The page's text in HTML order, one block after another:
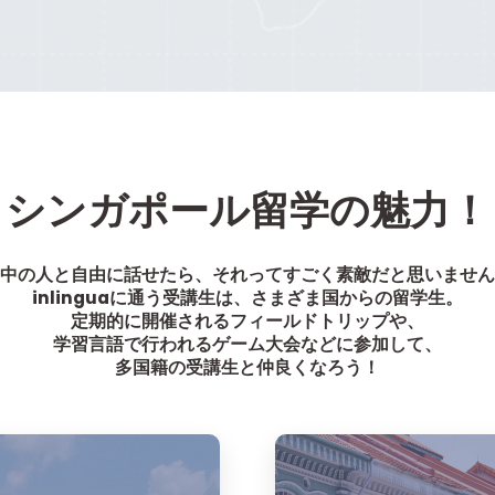
シンガポール留学の魅力！
の人と自由に話せたら、それってすごく素敵だと思いませ
inlinguaに通う受講生は、さまざま国からの留学生。
定期的に開催されるフィールドトリップや、
学習言語で行われるゲーム大会などに参加して、
多国籍の受講生と仲良くなろう！